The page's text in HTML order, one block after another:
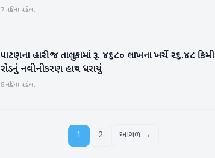
7 મહિના પહેલા
પાટણ
પાટણના હારીજ તાલુકામાં રૂ. ૪૬૮૦ લાખના ખર્ચે ૨૬.૪૮ કિમી
રોડનું નવીનીકરણ હાથ ધરાયું
8 મહિના પહેલા
1 2 આગળ →